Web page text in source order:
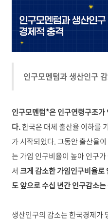
인구모멘텀과 생산인구
인구모멘텀*은 인구연령구조
다.한국은 대체 출산율 이하를
가 시작되었다. 그동안 출산율
는 가임 인구비율이 높아 인구
서 크게 감소한 가임인구비율로
도 앞으로 수십 년간 인구감소
생산인구의 감소는 한국경제가